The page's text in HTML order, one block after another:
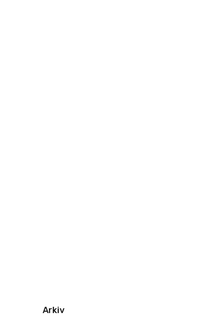
Arkiv